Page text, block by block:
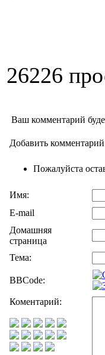
26226
Ваш комментарий
Добавить комментарий
Пожалуйста
Имя:
E-mail
Домашняя
страница
Тема:
BBCode:
Коментарий: